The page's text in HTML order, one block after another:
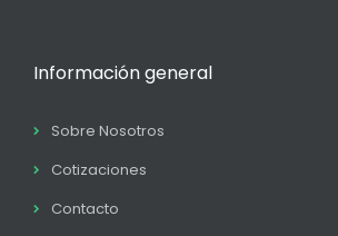
Información general
Sobre Nosotros
Cotizaciones
Contacto